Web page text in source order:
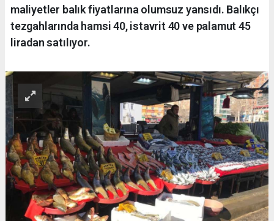
maliyetler balık fiyatlarına olumsuz yansıdı. Balıkçı
tezgahlarında hamsi 40, istavrit 40 ve palamut 45
liradan satılıyor.